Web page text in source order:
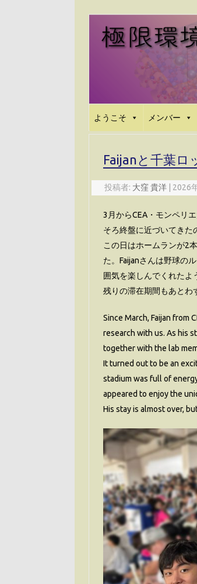
コ
ようこそ メンバー
Faijanと千葉ロ
投稿者: 大窪 貴洋 2026
3月からCEA・モンペリ
そろ終盤に近づいてきた
この日はホームランが2
た。Faijanさんは野球の
囲気を楽しんでくれたよ
残りの滞在期間もあとわ
Since March, Faijan from
research with us. As his
together with the lab
It turned out to be an
stadium was full of
appeared to enjoy the
His stay is almost over,